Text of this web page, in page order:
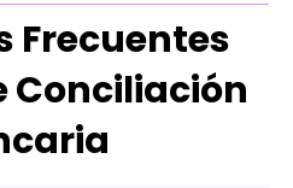
Frecuentes
Conciliación